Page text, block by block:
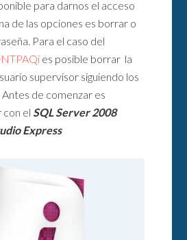
para darnos el acceso
de las opciones es borrar o
Para el caso del
es posible borrar la
supervisor siguiendo los
Antes de comenzar es
el SQL Server 2008
Express